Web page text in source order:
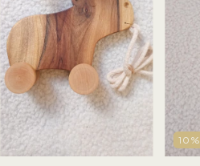
10 %